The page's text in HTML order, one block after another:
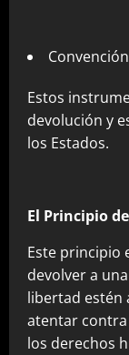
Estos
devolución y
los Estados.
El Principio
Este principio
devolver a
libertad estén
atentar contra
los derechos